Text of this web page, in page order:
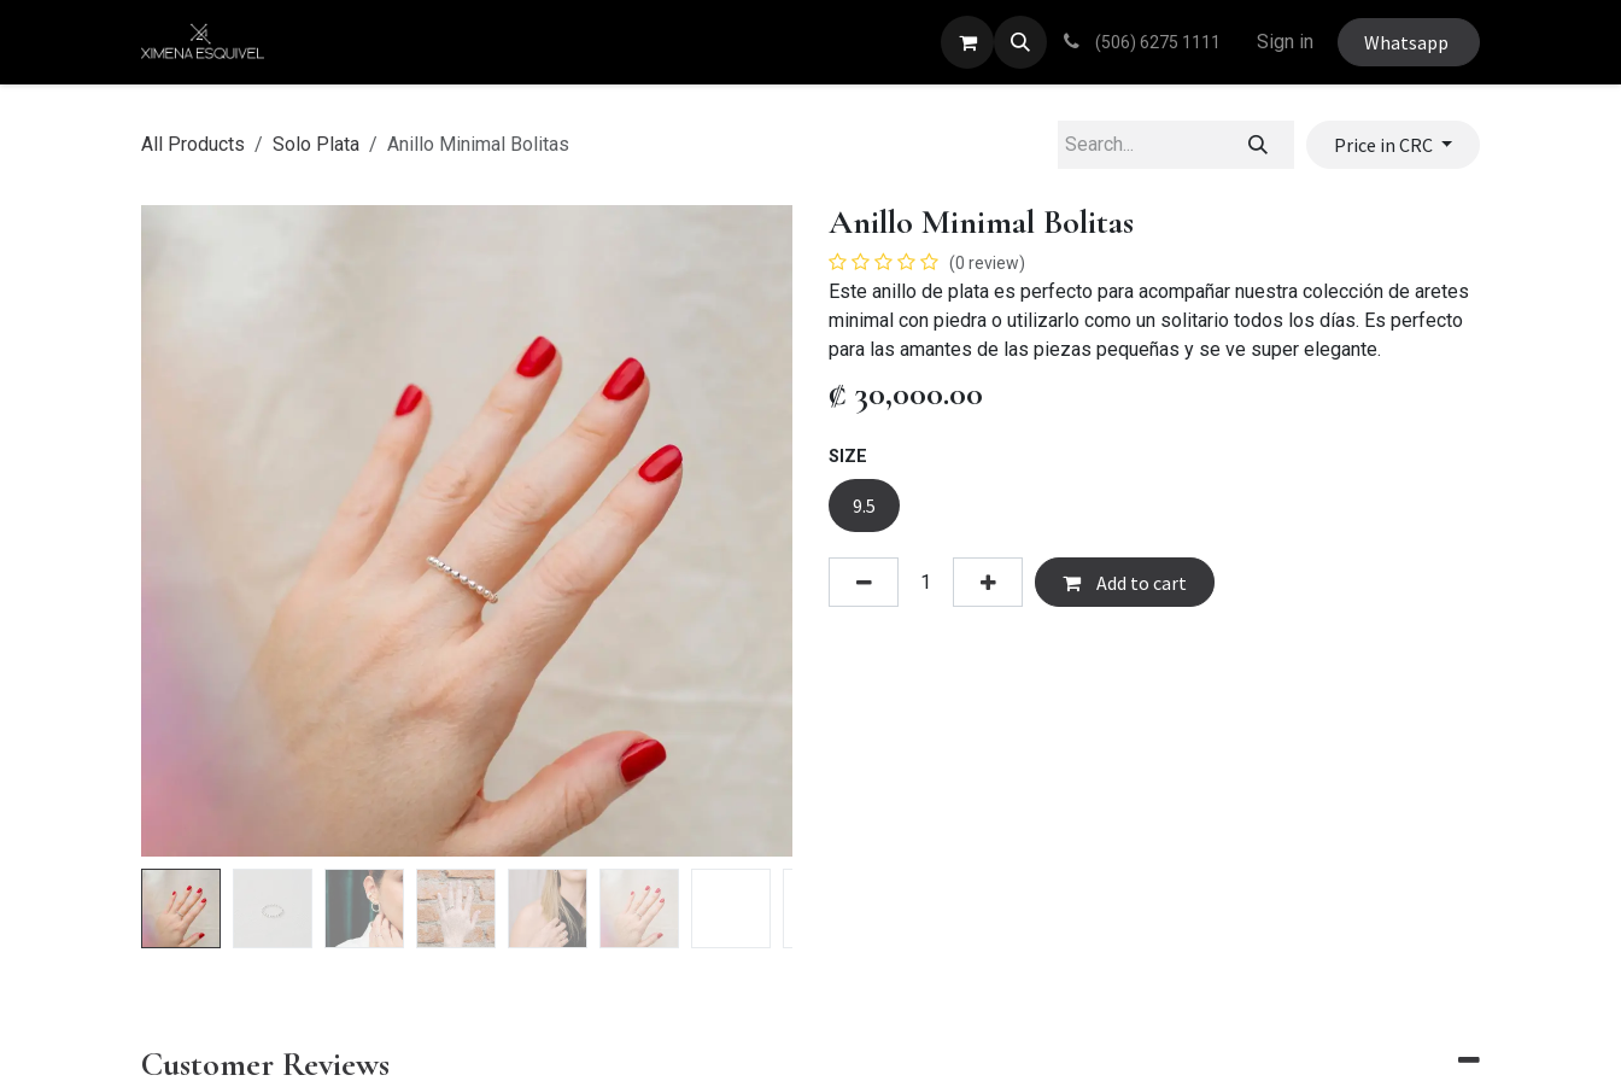
PULSERAS (506) 6275 1111 Sign in Whatsapp
All Products Solo Plata Anillo Minimal Bolitas Price in CRC
Anillo Minimal Bolitas
(0 review)
Este anillo de plata es perfecto para acompañar nuestra colección de aretes
minimal con piedra o utilizarlo como un solitario todos los días. Es perfecto
para las amantes de las piezas pequeñas y se ve super elegante.
₡ 30,000.00
SIZE
9.5
Add to cart
Customer Reviews